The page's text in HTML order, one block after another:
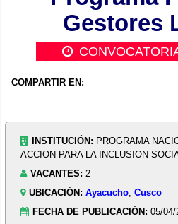
Gestores
COMPARTIR EN:
INSTITUCIÓN: PROGRAMA
ACCION PARA LA INCLUSION
VACANTES: 2
UBICACIÓN: Ayacucho ,Cusco
FECHA DE PUBLICACIÓN: 05/04/